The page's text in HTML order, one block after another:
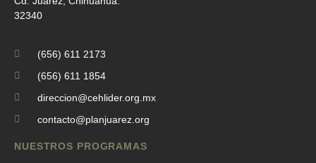
32340
(656) 611 2173
(656) 611 1854
direccion@cehlider.org.mx
contacto@planjuarez.org
NUESTROS PROGRAMAS